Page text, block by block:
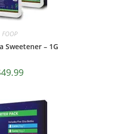
FOOP
Sweetener – 1G
49.99